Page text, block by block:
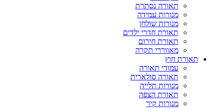
תאורה נסתרת
מנורות עמידה
מנורות שולחן
תאורת חדרי ילדים
תאורת חירום
מאווררי תקרה
תאורת חוץ
עמודי תאורה
תאורה סולארית
מנורות תלייה
תאורת הצפה
מנורות קיר